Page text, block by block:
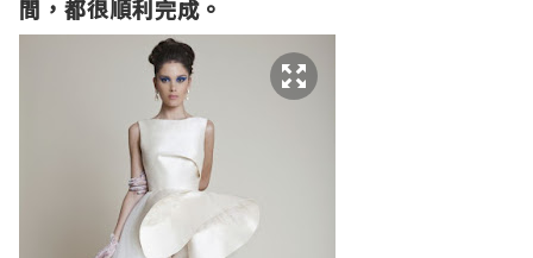
間，都很順利完成。